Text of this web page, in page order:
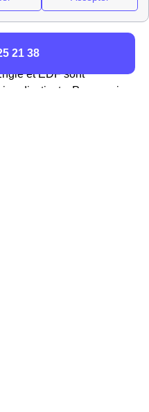
GDF se partageait la
jusqu'à l'ouverture
et EDF sont
disctincts. Pour avoir
21 38